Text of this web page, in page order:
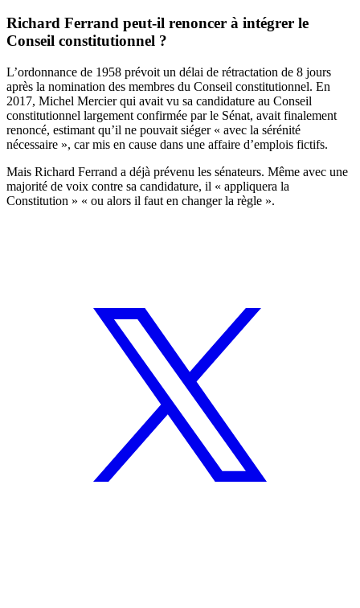
Richard Ferrand peut-il renoncer à intégrer le
Conseil constitutionnel ?
L’ordonnance de 1958 prévoit un délai de rétractation de 8 jours
après la nomination des membres du Conseil constitutionnel. En
2017, Michel Mercier qui avait vu sa candidature au Conseil
constitutionnel largement confirmée par le Sénat, avait finalement
renoncé, estimant qu’il ne pouvait siéger « avec la sérénité
nécessaire », car mis en cause dans une affaire d’emplois fictifs.
Mais Richard Ferrand a déjà prévenu les sénateurs. Même avec une
majorité de voix contre sa candidature, il « appliquera la
Constitution » « ou alors il faut en changer la règle ».